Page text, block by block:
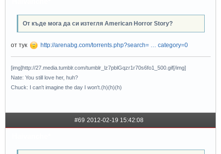
От къде мога да си изтегля American Horror Story?
от тук http://arenabg.com/torrents.php?search= … category=0
[img]http://27.media.tumblr.com/tumblr_lz7pblGqzr1r70s6fo1_500.gif[/img]
Nate: You still love her, huh?
Chuck: I can't imagine the day I won't.(h)(h)(h)
#69 2012-02-19 15:42:08